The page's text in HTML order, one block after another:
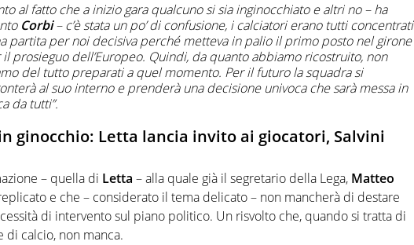
al fatto che a inizio gara qualcuno si sia inginocchiato e altri no – ha
Corbi– c’è stata un po’ di confusione, i calciatori erano tutti concentrati
partita per noi decisiva perché metteva in palio il primo posto nel girone
prosieguo dell’Europeo. Quindi, da quanto abbiamo ricostruito, non
del tutto preparati a quel momento. Per il futuro la squadra si
al suo interno e prenderà una decisione univoca che sarà messa in
da tutti”.
ginocchio: Letta lancia invito ai giocatori, Salvini
– quella di Letta – alla quale già il segretario della Lega, Matteo
e che – considerato il tema delicato – non mancherà di destare
di intervento sul piano politico. Un risvolto che, quando si tratta di
di calcio, non manca.